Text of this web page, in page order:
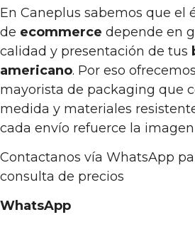
En Caneplus sabemos que el
de ecommerce depende en
calidad y presentación de tus
americano. Por eso
mayorista de packaging que
medida y materiales
cada envío refuerce la
Contactanos vía WhatsApp
consulta de precios
WhatsApp